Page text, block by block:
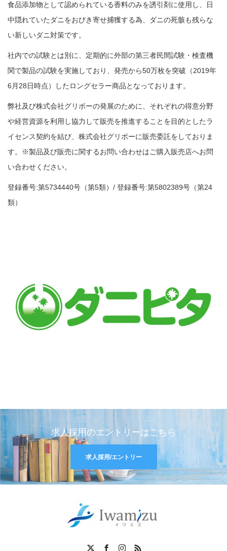
食品添加物として認められている香料のみを誘引剤に使用し、日
中隠れていたダニをおびき寄せ捕獲する為、ダニの死骸も残らな
い新しいダニ対策です。
社内での試験とは別に、定期的に外部の第三者民間試験・検査機
関で製品の試験を実施しており、発売から50万枚を突破（2019年
6月28日時点）したロングセラー商品となっております。
弊社及び株式会社グリボーの発展のために、それぞれの得意分野
や経営資源を利用し協力して販売を推進することを目的としたラ
イセンス契約を結び、株式会社グリボーに販売委託をしておりま
す。※製品及び販売に関するお問い合わせはご購入販売店へお問
い合わせください。
登録番号:第5734440号（第5類）/ 登録番号:第5802389号（第24
類）
求人採用のエントリーはこちら
求人採用/エントリー
FacebookInstagram